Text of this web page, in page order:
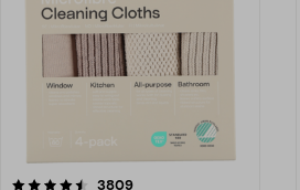
3809anmeldelser
4.5av 5 stjerner